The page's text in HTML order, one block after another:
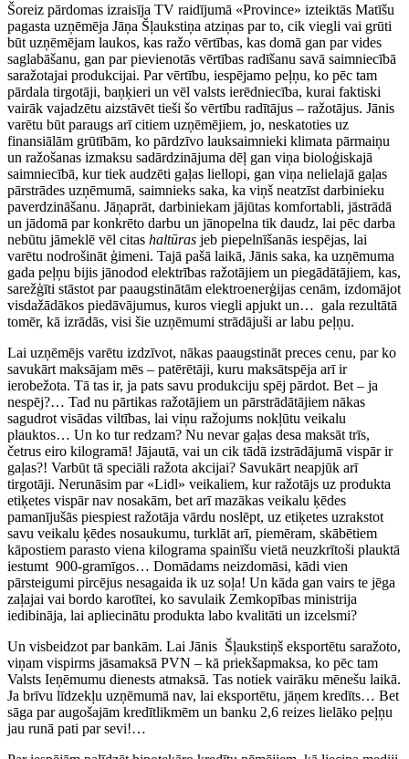
Šoreiz pārdomas izraisīja TV raidījumā «Province» izteiktās Matīšu
pagasta uzņēmēja Jāņa Šļaukstiņa atziņas par to, cik viegli vai grūti
būt uzņēmējam laukos, kas ražo vērtības, kas domā gan par vides
saglabāšanu, gan par pievienotās vērtības radīšanu savā saimniecībā
saražotajai produkcijai. Par vērtību, iespējamo peļņu, ko pēc tam
pārdala tirgotāji, baņķieri un vēl valsts ierēdniecība, kurai faktiski
vairāk vajadzētu aizstāvēt tieši šo vērtību radītājus – ražotājus. Jānis
varētu būt paraugs arī citiem uzņēmējiem, jo, neskatoties uz
finansiālām grūtībām, ko pārdzīvo lauksaimnieki klimata pārmaiņu
un ražošanas izmaksu sadārdzinājuma dēļ gan viņa bioloģiskajā
saimniecībā, kur tiek audzēti gaļas liellopi, gan viņa nelielajā gaļas
pārstrādes uzņēmumā, saimnieks saka, ka viņš neatzīst darbinieku
paverdzināšanu. Jāņaprāt, darbiniekam jājūtas komfortabli, jāstrādā
un jādomā par konkrēto darbu un jānopelna tik daudz, lai pēc darba
nebūtu jāmeklē vēl citas haltūras jeb piepelnīšanās iespējas, lai
varētu nodrošināt ģimeni. Tajā pašā laikā, Jānis saka, ka uzņēmuma
gada peļņu bijis jānodod elektrības ražotājiem un piegādātājiem, kas,
sarežģīti stāstot par paaugstinātām elektroenerģijas cenām, izdomājot
visdažādākos piedāvājumus, kuros viegli apjukt un… gala rezultātā
tomēr, kā izrādās, visi šie uzņēmumi strādājuši ar labu peļņu.
Lai uzņēmējs varētu izdzīvot, nākas paaugstināt preces cenu, par ko
savukārt maksājam mēs – patērētāji, kuru maksātspēja arī ir
ierobežota. Tā tas ir, ja pats savu produkciju spēj pārdot. Bet – ja
nespēj?… Tad nu pārtikas ražotājiem un pārstrādātājiem nākas
sagudrot visādas viltības, lai viņu ražojums nokļūtu veikalu
plauktos… Un ko tur redzam? Nu nevar gaļas desa maksāt trīs,
četrus eiro kilogramā! Jājautā, vai un cik tādā izstrādājumā vispār ir
gaļas?! Varbūt tā speciāli ražota akcijai? Savukārt neapjūk arī
tirgotāji. Nerunāsim par «Lidl» veikaliem, kur ražotājs uz produkta
etiķetes vispār nav nosakām, bet arī mazākas veikalu ķēdes
pamanījušās piespiest ražotāja vārdu noslēpt, uz etiķetes uzrakstot
savu veikalu ķēdes nosaukumu, turklāt arī, piemēram, skābētiem
kāpostiem parasto viena kilograma spainīšu vietā neuzkrītoši plauktā
iestumt 900-gramīgos… Domādams neizdomāsi, kādi vien
pārsteigumi pircējus nesagaida ik uz soļa! Un kāda gan vairs te jēga
zaļajai vai bordo karotītei, ko savulaik Zemkopības ministrija
iedibināja, lai apliecinātu produkta labo kvalitāti un izcelsmi?
Un visbeidzot par bankām. Lai Jānis Šļaukstiņš eksportētu saražoto,
viņam vispirms jāsamaksā PVN – kā priekšapmaksa, ko pēc tam
Valsts Ieņēmumu dienests atmaksā. Tas notiek vairāku mēnešu laikā.
Ja brīvu līdzekļu uzņēmumā nav, lai eksportētu, jāņem kredīts… Bet
sāga par augošajām kredītlikmēm un banku 2,6 reizes lielāko peļņu
jau runā pati par sevi!…